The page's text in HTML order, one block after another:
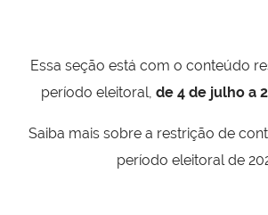
Essa seção está com o conteúdo
período eleitoral, de 4 de julho a
Saiba mais sobre a restrição de
período eleitoral de